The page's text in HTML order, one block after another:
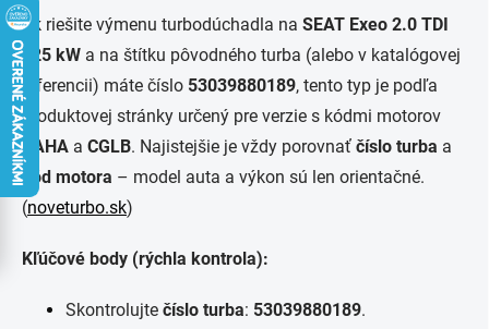
Ak riešite výmenu turbodúchadla na SEAT Exeo 2.0 TDI
125 kW a na štítku pôvodného turba (alebo v katalógovej
referencii) máte číslo 53039880189, tento typ je podľa
produktovej stránky určený pre verzie s kódmi motorov
CAHA a CGLB. Najistejšie je vždy porovnať číslo turba a
kód motora – model auta a výkon sú len orientačné.
(noveturbo.sk)
Kľúčové body (rýchla kontrola):
Skontrolujte číslo turba: 53039880189.